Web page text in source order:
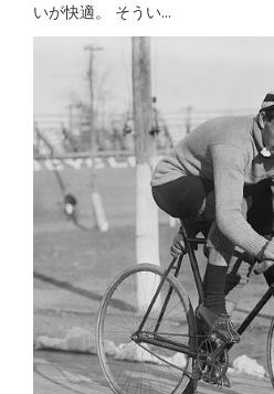
いが快適。 そうい...